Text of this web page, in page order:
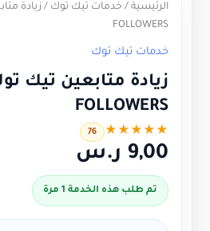
الرئيسية/ خدمات تيك توك
FOLLOWERS
FOLLOWERS
9,00 ر.س
خدمات تيك توك
★
★
★
★
★
76
تم طلب هذه الخدمة 1 مرة